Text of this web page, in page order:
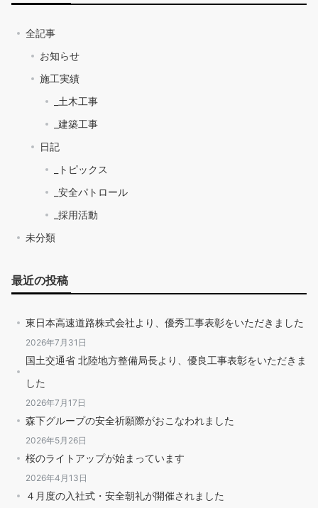
全記事
お知らせ
施工実績
_土木工事
_建築工事
日記
_トピックス
_安全パトロール
_採用活動
未分類
最近の投稿
東日本高速道路株式会社より、優秀工事表彰をいただきました
2026年7月31日
国土交通省 北陸地方整備局長より、優良工事表彰をいただきま
した
2026年7月17日
森下グループの安全祈願際がおこなわれました
2026年5月26日
桜のライトアップが始まっています
2026年4月13日
４月度の入社式・安全朝礼が開催されました